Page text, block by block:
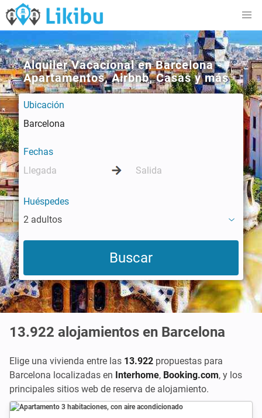
Alquiler Vacacional en Barcelona -
Apartamentos, Airbnb, Casas y más
Ubicación
Fechas
Huéspedes
2 adultos
13.922 alojamientos en Barcelona
Elige una vivienda entre las 13.922 propuestas para
Barcelona localizadas en Interhome, Booking.com, y los
principales sitios web de reserva de alojamiento.